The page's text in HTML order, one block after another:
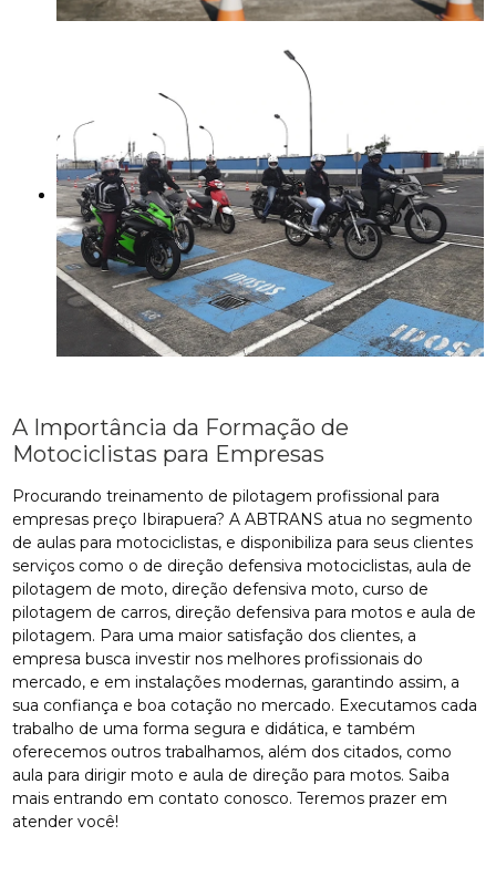
A Importância da Formação de
Motociclistas para Empresas
Procurando treinamento de pilotagem profissional para
empresas preço Ibirapuera? A ABTRANS atua no segmento
de aulas para motociclistas, e disponibiliza para seus clientes
serviços como o de direção defensiva motociclistas, aula de
pilotagem de moto, direção defensiva moto, curso de
pilotagem de carros, direção defensiva para motos e aula de
pilotagem. Para uma maior satisfação dos clientes, a
empresa busca investir nos melhores profissionais do
mercado, e em instalações modernas, garantindo assim, a
sua confiança e boa cotação no mercado. Executamos cada
trabalho de uma forma segura e didática, e também
oferecemos outros trabalhamos, além dos citados, como
aula para dirigir moto e aula de direção para motos. Saiba
mais entrando em contato conosco. Teremos prazer em
atender você!